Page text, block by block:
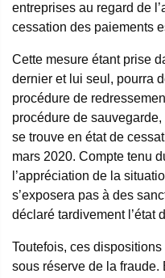
entreprises au regard de
cessation des paiements
Cette mesure étant prise
dernier et lui seul, pourra
procédure de
procédure de
se trouve en état de
mars 2020. Compte tenu
l’appréciation de la
s’exposera pas à des
déclaré tardivement l’état
Toutefois, ces
sous réserve de la fraude.